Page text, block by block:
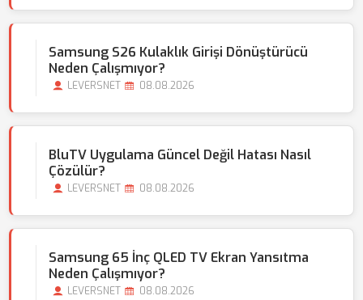
Samsung S26 Kulaklık Girişi Dönüştürücü
Neden Çalışmıyor?
LEVERSNET 08.08.2026
BluTV Uygulama Güncel Değil Hatası Nasıl
Çözülür?
LEVERSNET 08.08.2026
Samsung 65 İnç QLED TV Ekran Yansıtma
Neden Çalışmıyor?
LEVERSNET 08.08.2026